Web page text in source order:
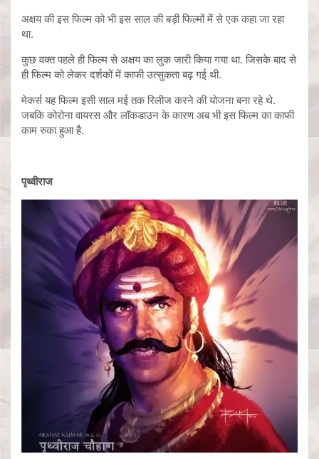
अक्षय की इस फिल्म को भी इस साल की बड़ी फिल्मों में से एक कहा जा रहा
था.
कुछ वक्त पहले ही फिल्म से अक्षय का लुक जारी किया गया था. जिसके बाद से
ही फिल्म को लेकर दर्शकों में काफी उत्सुकता बढ़ गई थी.
मेकर्स यह फिल्म इसी साल मई तक रिलीज करने की योजना बना रहे थे.
जबकि कोरोना वायरस और लॉकडाउन के कारण अब भी इस फिल्म का काफी
काम रुका हुआ है.
पृथ्वीराज